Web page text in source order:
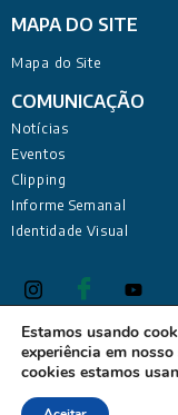
MAPA DO SITE
Mapa do Site
COMUNICAÇÃO
Notícias
Eventos
Clipping
Informe Semanal
Identidade Visual
Defensoria Pública
Rua Deputado
Estamos usando
experiência em
cookies estamos